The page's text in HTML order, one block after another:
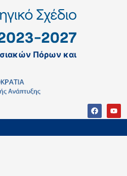
Πόρων και